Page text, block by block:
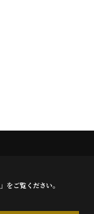
」をご覧ください。